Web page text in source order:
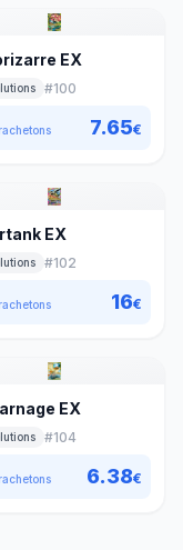
EX
#100
7.65€
EX
#102
16€
EX
#104
6.38€